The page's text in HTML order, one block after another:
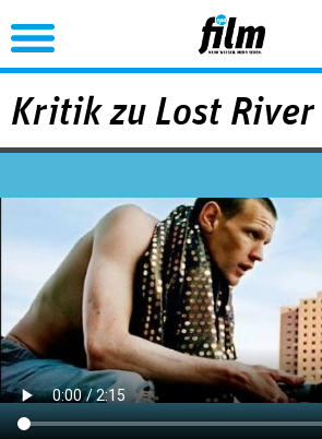
Jump to Navigation
Kritik zu Lost River